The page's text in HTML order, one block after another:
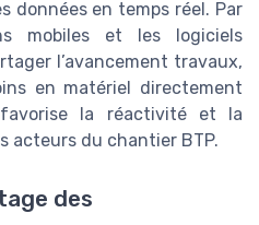
données en temps réel. Par
mobiles et les logiciels
l’avancement travaux,
en matériel directement
la réactivité et la
acteurs du chantier BTP.
des